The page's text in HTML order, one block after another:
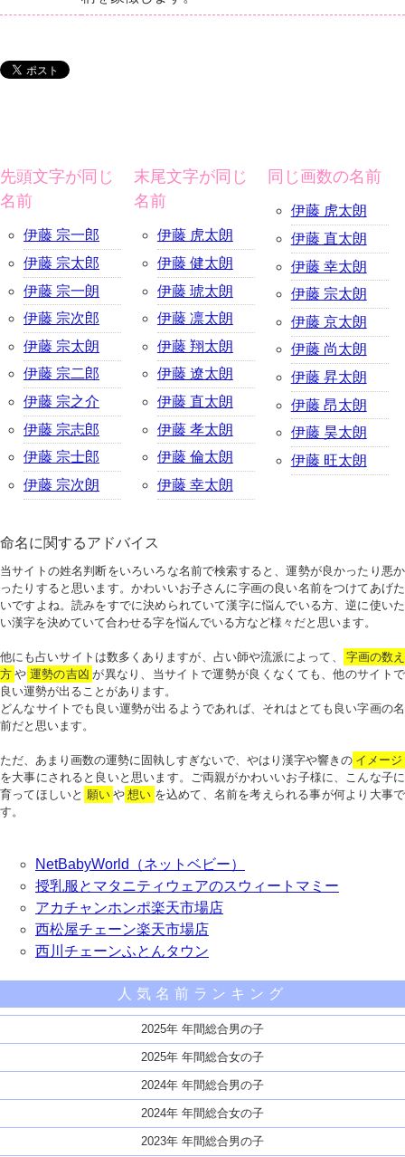
先頭文字が同じ
名前
伊藤 宗一郎
伊藤 宗太郎
伊藤 宗一朗
伊藤 宗次郎
伊藤 宗太朗
伊藤 宗二郎
伊藤 宗之介
伊藤 宗志郎
伊藤 宗士郎
伊藤 宗次朗
末尾文字が同じ
名前
伊藤 虎太朗
伊藤 健太朗
伊藤 琥太朗
伊藤 凛太朗
伊藤 翔太朗
伊藤 遼太朗
伊藤 直太朗
伊藤 孝太朗
伊藤 倫太朗
伊藤 幸太朗
同じ画数の名前
伊藤 虎太朗
伊藤 直太朗
伊藤 幸太朗
伊藤 宗太朗
伊藤 京太朗
伊藤 尚太朗
伊藤 昇太朗
伊藤 昂太朗
伊藤 昊太朗
伊藤 旺太朗
命名に関するアドバイス
当サイトの姓名判断をいろいろな名前で検索すると、運勢が良かったり悪か
ったりすると思います。かわいいお子さんに字画の良い名前をつけてあげた
いですよね。読みをすでに決められていて漢字に悩んでいる方、逆に使いた
い漢字を決めていて合わせる字を悩んでいる方など様々だと思います。
他にも占いサイトは数多くありますが、占い師や流派によって、
字画の数え
方 や 運勢の吉凶 が異なり、当サイトで運勢が良くなくても、他のサイトで
良い運勢が出ることがあります。
どんなサイトでも良い運勢が出るようであれば、それはとても良い字画の名
前だと思います。
ただ、あまり画数の運勢に固執しすぎないで、やはり漢字や響きの イメージ
を大事にされると良いと思います。ご両親がかわいいお子様に、こんな子に
育ってほしいと 願い や 想い を込めて、名前を考えられる事が何より大事で
す。
NetBabyWorld（ネットベビー）
授乳服とマタニティウェアのスウィートマミー
アカチャンホンポ楽天市場店
西松屋チェーン楽天市場店
西川チェーンふとんタウン
人気名前ランキング
2025年 年間総合男の子
2025年 年間総合女の子
2024年 年間総合男の子
2024年 年間総合女の子
2023年 年間総合男の子